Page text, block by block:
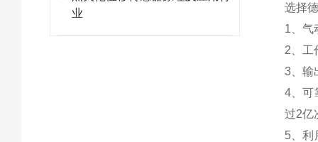
业
选择
1、气
2、工
3、输
4、可
过2亿
5、利